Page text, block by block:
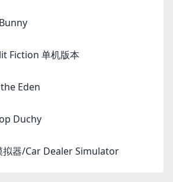
双影奇境/Split Fiction 单机版本
Eden
Duchy
拟器/Car Dealer Simulator